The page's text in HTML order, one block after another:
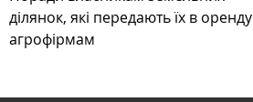
ділянок, які передають їх в оренду
агрофірмам